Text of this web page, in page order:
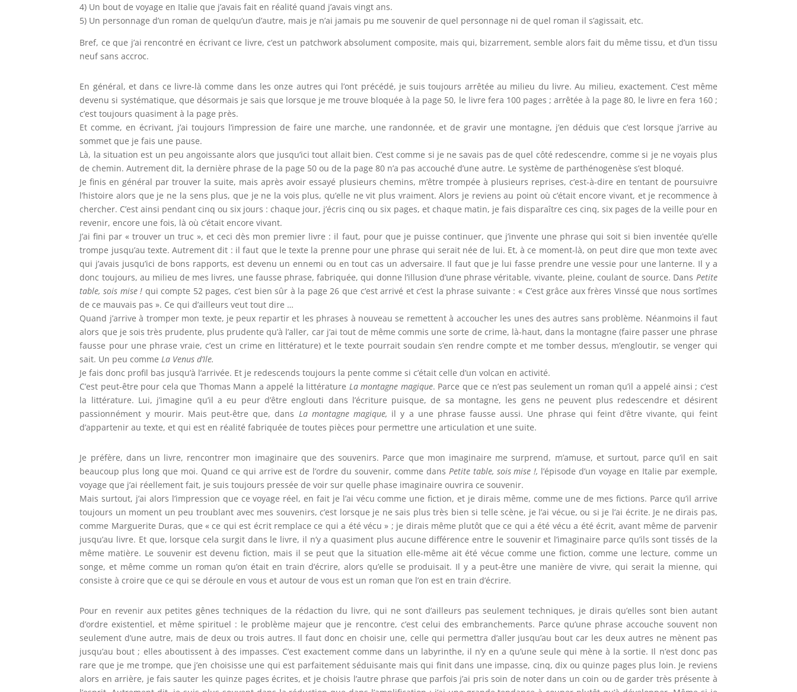
4) Un bout de voyage en Italie que j’avais fait en réalité quand j’avais vingt ans.
5) Un personnage d’un roman de quelqu’un d’autre, mais je n’ai jamais pu me souvenir de quel personnage ni de quel roman il s’agissait, etc.
Bref, ce que j’ai rencontré en écrivant ce livre, c’est un patchwork absolument composite, mais qui, bizarrement, semble alors fait du même tissu, et d’un tissu
neuf sans accroc.
En général, et dans ce livre-là comme dans les onze autres qui l’ont précédé, je suis toujours arrêtée au milieu du livre. Au milieu, exactement. C’est même
devenu si systématique, que désormais je sais que lorsque je me trouve bloquée à la page 50, le livre fera 100 pages ; arrêtée à la page 80, le livre en fera 160 ;
c’est toujours quasiment à la page près.
Et comme, en écrivant, j’ai toujours l’impression de faire une marche, une randonnée, et de gravir une montagne, j’en déduis que c’est lorsque j’arrive au
sommet que je fais une pause.
Là, la situation est un peu angoissante alors que jusqu’ici tout allait bien. C’est comme si je ne savais pas de quel côté redescendre, comme si je ne voyais plus
de chemin. Autrement dit, la dernière phrase de la page 50 ou de la page 80 n’a pas accouché d’une autre. Le système de parthénogenèse s’est bloqué.
Je finis en général par trouver la suite, mais après avoir essayé plusieurs chemins, m’être trompée à plusieurs reprises, c’est-à-dire en tentant de poursuivre
l’histoire alors que je ne la sens plus, que je ne la vois plus, qu’elle ne vit plus vraiment. Alors je reviens au point où c’était encore vivant, et je recommence à
chercher. C’est ainsi pendant cinq ou six jours : chaque jour, j’écris cinq ou six pages, et chaque matin, je fais disparaître ces cinq, six pages de la veille pour en
revenir, encore une fois, là où c’était encore vivant.
J’ai fini par « trouver un truc », et ceci dès mon premier livre : il faut, pour que je puisse continuer, que j’invente une phrase qui soit si bien inventée qu’elle
trompe jusqu’au texte. Autrement dit : il faut que le texte la prenne pour une phrase qui serait née de lui. Et, à ce moment-là, on peut dire que mon texte avec
qui j’avais jusqu’ici de bons rapports, est devenu un ennemi ou en tout cas un adversaire. Il faut que je lui fasse prendre une vessie pour une lanterne. Il y a
donc toujours, au milieu de mes livres, une fausse phrase, fabriquée, qui donne l’illusion d’une phrase véritable, vivante, pleine, coulant de source. Dans Petite
table, sois mise ! qui compte 52 pages, c’est bien sûr à la page 26 que c’est arrivé et c’est la phrase suivante : « C’est grâce aux frères Vinssé que nous sortîmes
de ce mauvais pas ». Ce qui d’ailleurs veut tout dire …
Quand j’arrive à tromper mon texte, je peux repartir et les phrases à nouveau se remettent à accoucher les unes des autres sans problème. Néanmoins il faut
alors que je sois très prudente, plus prudente qu’à l’aller, car j’ai tout de même commis une sorte de crime, là-haut, dans la montagne (faire passer une phrase
fausse pour une phrase vraie, c’est un crime en littérature) et le texte pourrait soudain s’en rendre compte et me tomber dessus, m’engloutir, se venger qui
sait. Un peu comme La Venus d’Ile.
Je fais donc profil bas jusqu’à l’arrivée. Et je redescends toujours la pente comme si c’était celle d’un volcan en activité.
C’est peut-être pour cela que Thomas Mann a appelé la littérature La montagne magique. Parce que ce n’est pas seulement un roman qu’il a appelé ainsi ; c’est
la littérature. Lui, j’imagine qu’il a eu peur d’être englouti dans l’écriture puisque, de sa montagne, les gens ne peuvent plus redescendre et désirent
passionnément y mourir. Mais peut-être que, dans La montagne magique, il y a une phrase fausse aussi. Une phrase qui feint d’être vivante, qui feint
d’appartenir au texte, et qui est en réalité fabriquée de toutes pièces pour permettre une articulation et une suite.
Je préfère, dans un livre, rencontrer mon imaginaire que des souvenirs. Parce que mon imaginaire me surprend, m’amuse, et surtout, parce qu’il en sait
beaucoup plus long que moi. Quand ce qui arrive est de l’ordre du souvenir, comme dans Petite table, sois mise !, l’épisode d’un voyage en Italie par exemple,
voyage que j’ai réellement fait, je suis toujours pressée de voir sur quelle phase imaginaire ouvrira ce souvenir.
Mais surtout, j’ai alors l’impression que ce voyage réel, en fait je l’ai vécu comme une fiction, et je dirais même, comme une de mes fictions. Parce qu’il arrive
toujours un moment un peu troublant avec mes souvenirs, c’est lorsque je ne sais plus très bien si telle scène, je l’ai vécue, ou si je l’ai écrite. Je ne dirais pas,
comme Marguerite Duras, que « ce qui est écrit remplace ce qui a été vécu » ; je dirais même plutôt que ce qui a été vécu a été écrit, avant même de parvenir
jusqu’au livre. Et que, lorsque cela surgit dans le livre, il n’y a quasiment plus aucune différence entre le souvenir et l’imaginaire parce qu’ils sont tissés de la
même matière. Le souvenir est devenu fiction, mais il se peut que la situation elle-même ait été vécue comme une fiction, comme une lecture, comme un
songe, et même comme un roman qu’on était en train d’écrire, alors qu’elle se produisait. Il y a peut-être une manière de vivre, qui serait la mienne, qui
consiste à croire que ce qui se déroule en vous et autour de vous est un roman que l’on est en train d’écrire.
Pour en revenir aux petites gênes techniques de la rédaction du livre, qui ne sont d’ailleurs pas seulement techniques, je dirais qu’elles sont bien autant
d’ordre existentiel, et même spirituel : le problème majeur que je rencontre, c’est celui des embranchements. Parce qu’une phrase accouche souvent non
seulement d’une autre, mais de deux ou trois autres. Il faut donc en choisir une, celle qui permettra d’aller jusqu’au bout car les deux autres ne mènent pas
jusqu’au bout ; elles aboutissent à des impasses. C’est exactement comme dans un labyrinthe, il n’y en a qu’une seule qui mène à la sortie. Il n’est donc pas
rare que je me trompe, que j’en choisisse une qui est parfaitement séduisante mais qui finit dans une impasse, cinq, dix ou quinze pages plus loin. Je reviens
alors en arrière, je fais sauter les quinze pages écrites, et je choisis l’autre phrase que parfois j’ai pris soin de noter dans un coin ou de garder très présente à